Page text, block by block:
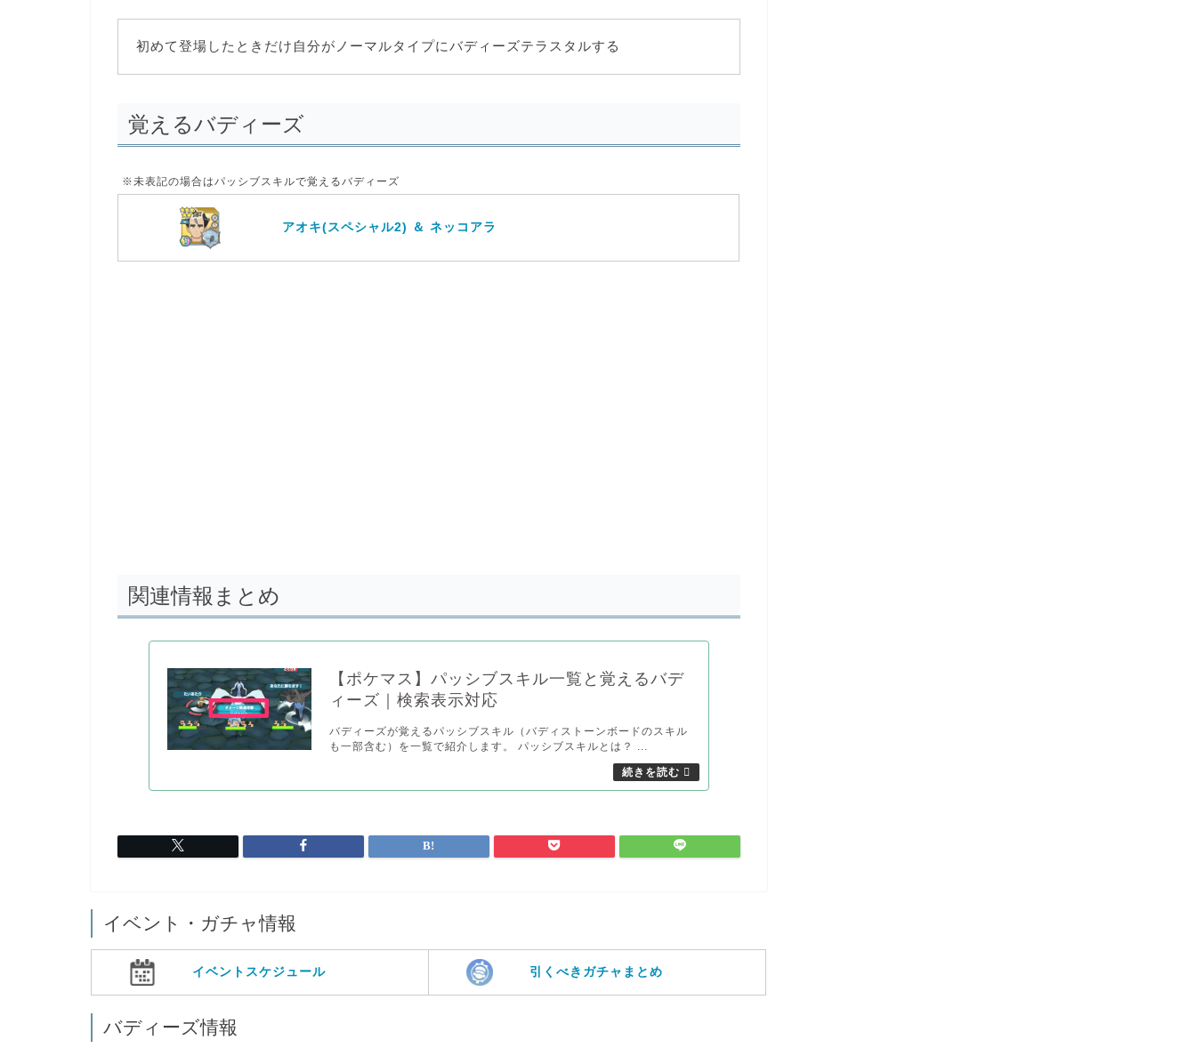
初めて登場したときだけ自分がノーマルタイプにバディーズテラスタルする
覚えるバディーズ
※未表記の場合は パッシブスキルで覚えるバディーズ
アオキ(スペシャル2) ＆ ネッコアラ
関連情報まとめ
【ポケマス】パッシブスキル一覧と覚えるバデ
ィーズ｜検索表示対応
バディーズが覚えるパッシブスキル（バディストーンボードのスキル
も一部含む）を一覧で紹介します。 パッシブスキルとは？ ...
イベント・ガチャ情報
イベントスケジュール 引くべきガチャまとめ
バディーズ情報